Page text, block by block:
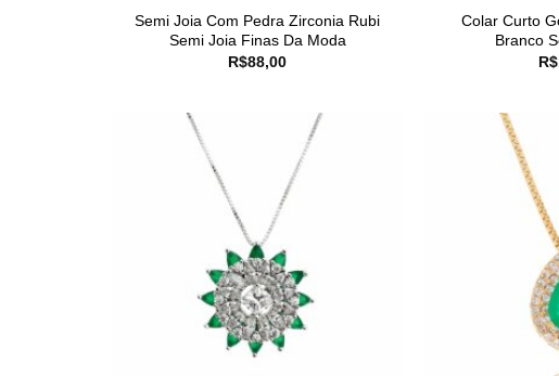
Semi Joia Com Pedra Zirconia Rubi
Semi Joia Finas Da Moda
R$88,00
Colar Curto
Branco
R$